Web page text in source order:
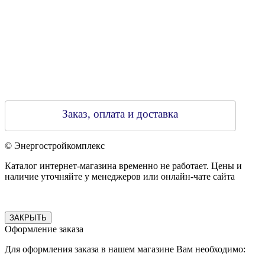
Заказ, оплата и доставка
© Энергостройкомплекс
Каталог интернет-магазина временно не работает. Цены и
наличие уточняйте у менеджеров или онлайн-чате сайта
ЗАКРЫТЬ
Оформление заказа
Для оформления заказа в нашем магазине Вам необходимо: